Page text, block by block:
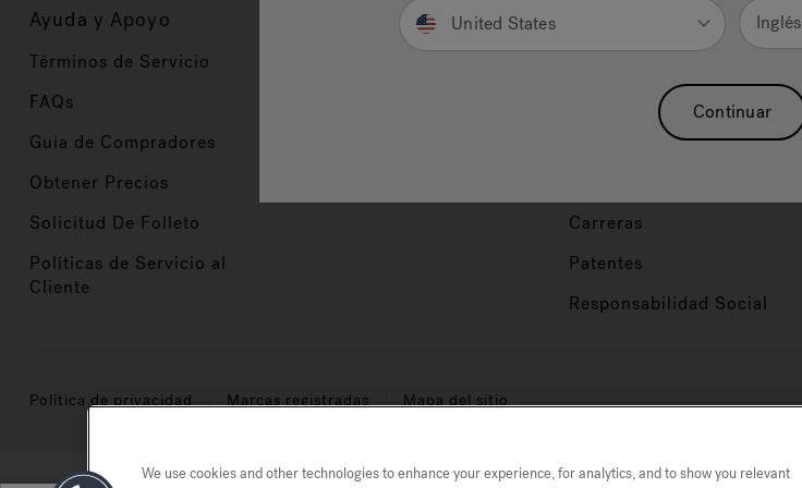
Ayuda y Apoyo
Términos de Servicio
FAQs
Guia de Compradores
Obtener Precios
Solicitud De Folleto
Políticas de Servicio al
Cliente
Propietarios Nuestra Marca
Hidroterapia
Asociaciones
Carreras
Patentes
Responsabilidad Social
Política de privacidad Marcas registradas Mapa del sitio
United States Inglés
Continuar
We use cookies and other technologies to enhance your experience, for analytics, and to show you relevant